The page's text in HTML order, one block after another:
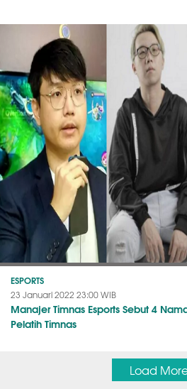
ESPORTS
23 Januari 2022 23:00 WIB
Manajer Timnas Esports Sebut 4
Pelatih Timnas
Load